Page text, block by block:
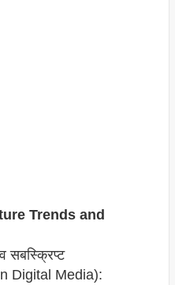
Trends and
सबस्क्रिप्ट
Digital Media):